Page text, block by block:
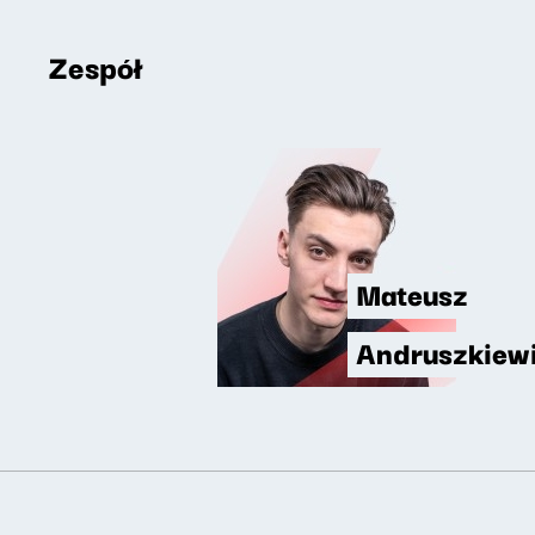
Zespół
Mateusz